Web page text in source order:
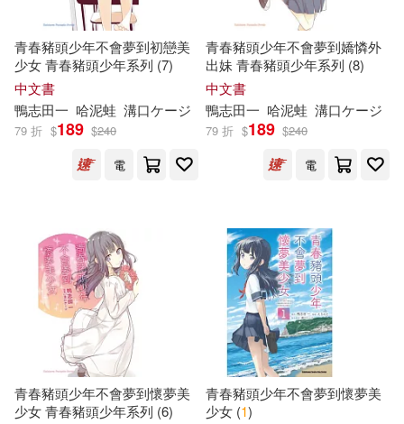
青春豬頭少年不會夢到初戀美
少女 青春豬頭少年系列 (7)
中文書
鴨志田一 哈泥蛙 溝口ケージ
79 折 $189 $240
電
青春豬頭少年不會夢到嬌憐外
出妹 青春豬頭少年系列 (8)
中文書
鴨志田一 哈泥蛙 溝口ケージ
79 折 $189 $240
電
青春豬頭少年不會夢到懷夢美
少女 青春豬頭少年系列 (6)
青春豬頭少年不會夢到懷夢美
少女 (1)